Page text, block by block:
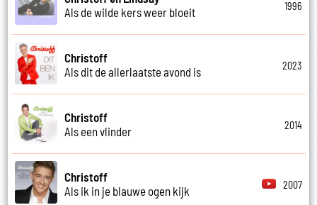
Als de wilde kers weer bloeit
1996
Christoff
Als dit de allerlaatste avond is
2023
Christoff
Als een vlinder
2014
Christoff
Als ik in je blauwe ogen kijk
2007